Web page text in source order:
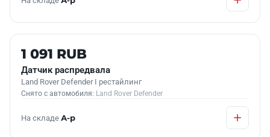
Б/У В НАЛИЧИИ
1 091 RUB
Датчик распредвала
Land Rover Defender I рестайлинг
Снято с автомобиля: Land Rover Defender
На складе А-р